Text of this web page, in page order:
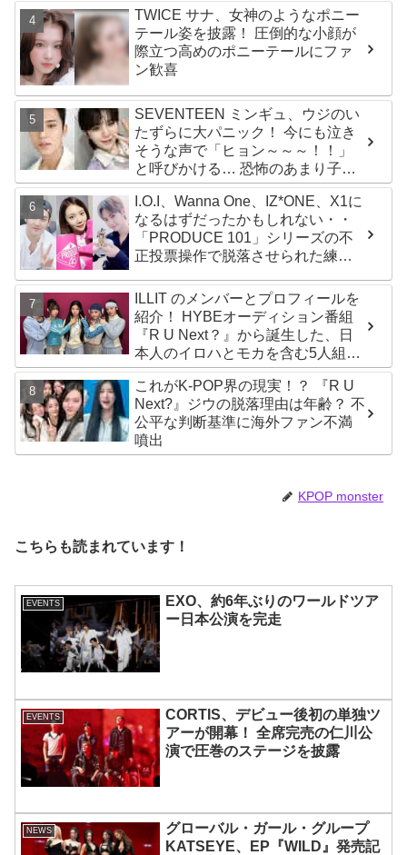
TWICE サナ、女神のようなポニー
テール姿を披露！ 圧倒的な小顔が
際立つ高めのポニーテールにファ
ン歓喜
SEVENTEEN ミンギュ、ウジのい
たずらに大パニック！ 今にも泣き
そうな声で「ヒョン～～～！！」
と呼びかける… 恐怖のあまり子供
のように駆け出す姿がかわいい
I.O.I、Wanna One、IZ*ONE、X1に
なるはずだったかもしれない・・
「PRODUCE 101」シリーズの不
正投票操作で脱落させられた練習
ILLIT のメンバーとプロフィールを
紹介！ HYBEオーディション番組
『R U Next？』から誕生した、日
本人のイロハとモカを含む5人組ガ
ールズグループ！ デビュー曲
「Magnetic」がいきなりの大ヒッ
ト
これがK-POP界の現実！？ 『R U
Next?』ジウの脱落理由は年齢？ 不
公平な判断基準に海外ファン不満
噴出
KPOP monster
こちらも読まれています！
EVENTS
EXO、約6年ぶりのワールドツア
ー日本公演を完走
EVENTS
CORTIS、デビュー後初の単独ツ
アーが開幕！ 全席完売の仁川公
演で圧巻のステージを披露
NEWS
グローバル・ガール・グループ
KATSEYE、EP『WILD』発売記